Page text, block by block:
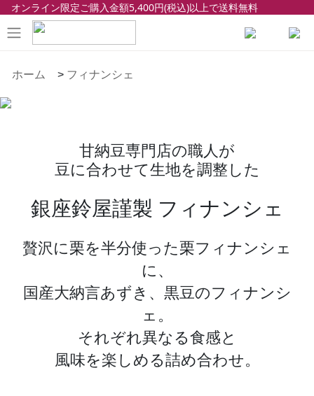
オンライン限定ご購入金額5,400円(税込)以上で送料無料
ホーム > フィナンシェ
甘納豆専門店の職人が
豆に合わせて生地を調整した
銀座鈴屋謹製 フィナンシェ
贅沢に栗を半分使った栗フィナンシェ
に、
国産大納言あずき、黒豆のフィナンシ
ェ。
それぞれ異なる食感と
風味を楽しめる詰め合わせ。